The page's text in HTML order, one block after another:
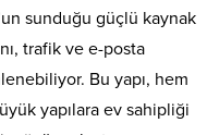
sunduğu güçlü kaynak
trafik ve e-posta
Bu yapı, hem
yapılara ev sahipliği